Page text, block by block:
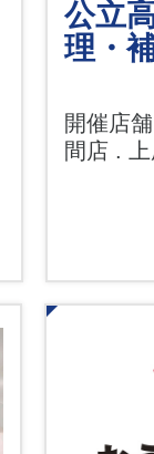
公立
理・
開催店
間店 .